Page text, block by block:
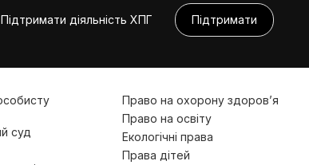
Підтримати діяльність ХПГ Підтримати
суд
Право на охорону здоров’я
Право на освіту
Екологічні права
Права дітей